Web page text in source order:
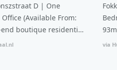
D | One
(Available From:
boutique residential
De Pijp feautring an
via